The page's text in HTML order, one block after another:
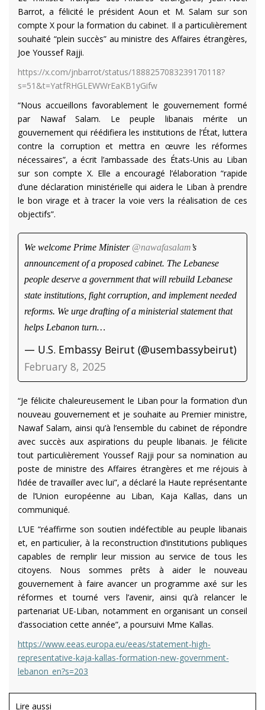
Barrot, a félicité le président Aoun et M. Salam sur son
compte X pour la formation du cabinet. Il a particulièrement
souhaité “plein succès” au ministre des Affaires étrangères,
Joe Youssef Rajji.
https://x.com/jnbarrot/status/1888257083239170118?
s=51&t=YatfRHGLEWWrEaKB1yGifw
“Nous accueillons favorablement le gouvernement formé
par Nawaf Salam. Le peuple libanais mérite un
gouvernement qui réédifiera les institutions de l’État, luttera
contre la corruption et mettra en œuvre les réformes
nécessaires”, a écrit l’ambassade des États-Unis au Liban
sur son compte X. Elle a encouragé l’élaboration “rapide
d’une déclaration ministérielle qui aidera le Liban à prendre
le bon virage et à tracer la voie vers la réalisation de ces
objectifs”.
We welcome Prime Minister @nawafasalam’s
announcement of a proposed cabinet. The Lebanese
people deserve a government that will rebuild Lebanese
state institutions, fight corruption, and implement needed
reforms. We urge drafting of a ministerial statement that
helps Lebanon turn…
— U.S. Embassy Beirut (@usembassybeirut)
February 8, 2025
“Je félicite chaleureusement le Liban pour la formation d’un
nouveau gouvernement et je souhaite au Premier ministre,
Nawaf Salam, ainsi qu’à l’ensemble du cabinet de répondre
avec succès aux aspirations du peuple libanais. Je félicite
tout particulièrement Youssef Rajji pour sa nomination au
poste de ministre des Affaires étrangères et me réjouis à
l’idée de travailler avec lui”, a déclaré la Haute représentante
de l’Union européenne au Liban, Kaja Kallas, dans un
communiqué.
L’UE “réaffirme son soutien indéfectible au peuple libanais
et, en particulier, à la reconstruction d’institutions publiques
capables de remplir leur mission au service de tous les
citoyens. Nous sommes prêts à aider le nouveau
gouvernement à faire avancer un programme axé sur les
réformes et tourné vers l’avenir, ainsi qu’à relancer le
partenariat UE-Liban, notamment en organisant un conseil
d’association cette année”, a poursuivi Mme Kallas.
https://www.eeas.europa.eu/eeas/statement-high-
representative-kaja-kallas-formation-new-government-
lebanon_en?s=203
Lire aussi